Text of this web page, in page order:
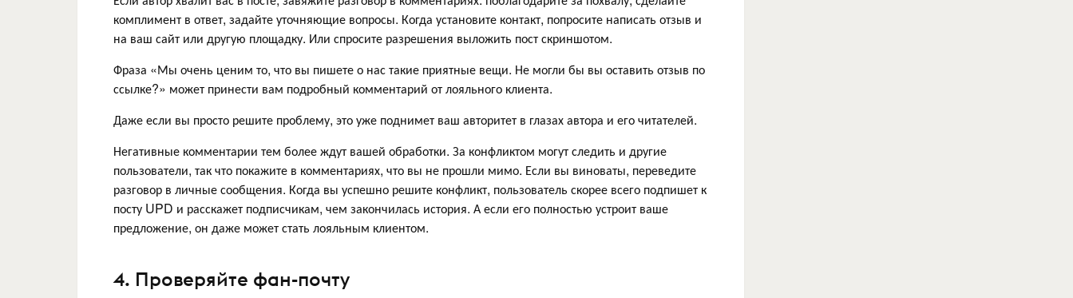
комплимент в ответ, задайте уточняющие вопросы. Когда установите контакт, попросите написать отзыв и
на ваш сайт или другую площадку. Или спросите разрешения выложить пост скриншотом.
Фраза «Мы очень ценим то, что вы пишете о нас такие приятные вещи. Не могли бы вы оставить отзыв по
ссылке?» может принести вам подробный комментарий от лояльного клиента.
Даже если вы просто решите проблему, это уже поднимет ваш авторитет в глазах автора и его читателей.
Негативные комментарии тем более ждут вашей обработки. За конфликтом могут следить и другие
пользователи, так что покажите в комментариях, что вы не прошли мимо. Если вы виноваты, переведите
разговор в личные сообщения. Когда вы успешно решите конфликт, пользователь скорее всего подпишет к
посту UPD и расскажет подписчикам, чем закончилась история. А если его полностью устроит ваше
предложение, он даже может стать лояльным клиентом.
4. Проверяйте фан-почту